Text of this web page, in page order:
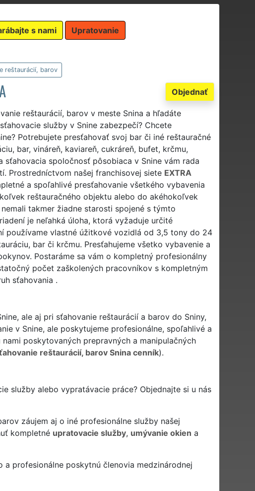
s nami Upratovanie
reštaurácií, barov
Objednať
reštaurácií, barov v meste Snina a hľadáte
služby v Snine zabezpečí? Chcete
Potrebujete presťahovať svoj bar či iné reštauračné
bar, vináreň, kaviareň, cukráreň, bufet, krčmu,
sťahovacia spoločnosť pôsobiaca v Snine vám rada
Prostredníctvom našej franchisovej siete EXTRA
a spoľahlivé presťahovanie všetkého vybavenia
reštauračného objektu alebo do akéhokoľvek
takmer žiadne starosti spojené s týmto
je neľahká úloha, ktorá vyžaduje určité
používame vlastné úžitkové vozidlá od 3,5 tony do 24
bar či krčmu. Presťahujeme všetko vybavenie a
Postaráme sa vám o kompletný profesionálny
počet zaškolených pracovníkov s kompletným
sťahovania .
ale aj pri sťahovanie reštaurácií a barov do Sniny,
v Snine, ale poskytujeme profesionálne, spoľahlivé a
nami poskytovaných prepravných a manipulačných
reštaurácií, barov Snina cenník).
služby alebo vypratávacie práce? Objednajte si u nás
záujem aj o iné profesionálne služby našej
kompletné upratovacie služby, umývanie okien a
profesionálne poskytnú členovia medzinárodnej